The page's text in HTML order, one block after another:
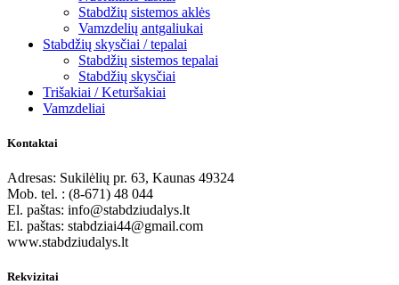
Stabdžių sistemos aklės
Vamzdelių antgaliukai
Stabdžių skysčiai / tepalai
Stabdžių sistemos tepalai
Stabdžių skysčiai
Trišakiai / Keturšakiai
Vamzdeliai
Kontaktai
Adresas: Sukilėlių pr. 63, Kaunas 49324
Mob. tel. : (8-671) 48 044
El. paštas: info@stabdziudalys.lt
El. paštas: stabdziai44@gmail.com
www.stabdziudalys.lt
Rekvizitai